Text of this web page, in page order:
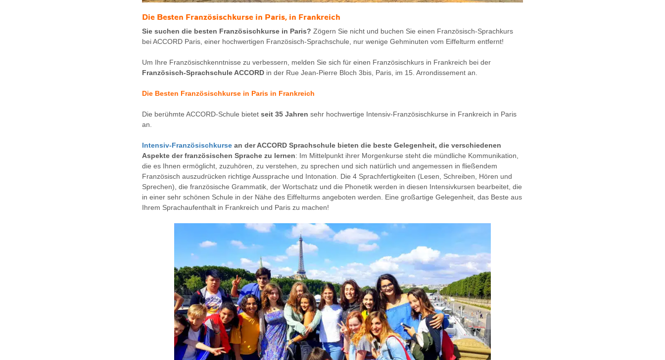
Die Besten Französischkurse in Paris, in Frankreich
Sie suchen die besten Französischkurse in Paris? Zögern Sie nicht und buchen Sie einen Französisch-Sprachkurs
bei ACCORD Paris, einer hochwertigen Französisch-Sprachschule, nur wenige Gehminuten vom Eiffelturm entfernt!
Um Ihre Französischkenntnisse zu verbessern, melden Sie sich für einen Französischkurs in Frankreich bei der
Französisch-Sprachschule ACCORD in der Rue Jean-Pierre Bloch 3bis, Paris, im 15. Arrondissement an.
Die Besten Französischkurse in Paris in Frankreich
Die berühmte ACCORD-Schule bietet seit 35 Jahren sehr hochwertige Intensiv-Französischkurse in Frankreich in Paris
an.
Intensiv-Französischkurse an der ACCORD Sprachschule bieten die beste Gelegenheit, die verschiedenen
Aspekte der französischen Sprache zu lernen: Im Mittelpunkt ihrer Morgenkurse steht die mündliche Kommunikation,
die es Ihnen ermöglicht, zuzuhören, zu verstehen, zu sprechen und sich natürlich und angemessen in fließendem
Französisch auszudrücken richtige Aussprache und Intonation. Die 4 Sprachfertigkeiten (Lesen, Schreiben, Hören und
Sprechen), die französische Grammatik, der Wortschatz und die Phonetik werden in diesen Intensivkursen bearbeitet, die
in einer sehr schönen Schule in der Nähe des Eiffelturms angeboten werden. Eine großartige Gelegenheit, das Beste aus
Ihrem Sprachaufenthalt in Frankreich und Paris zu machen!